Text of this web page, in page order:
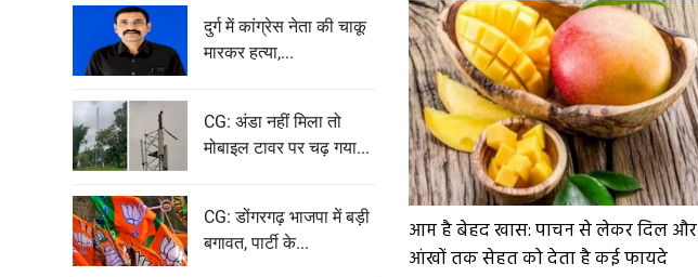
दुर्ग में कांग्रेस नेता की चाकू
मारकर हत्या,...
CG: अंडा नहीं मिला तो
मोबाइल टावर पर चढ़ गया...
CG: डोंगरगढ़ भाजपा में बड़ी
बगावत, पार्टी के...
आम है बेहद खास: पाचन से लेकर दिल और
आंखों तक सेहत को देता है कई फायदे